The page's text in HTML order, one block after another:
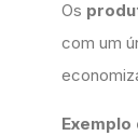
Os
com um
Exemplo